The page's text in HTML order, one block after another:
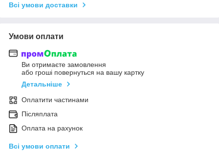
Всі умови доставки
Умови оплати
Ви отримаєте замовлення
або гроші повернуться на вашу картку
Детальніше
Оплатити частинами
Післяплата
Оплата на рахунок
Всі умови оплати